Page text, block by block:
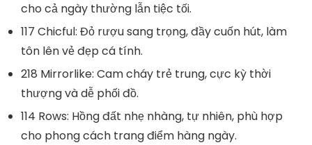
cho cả ngày thường lẫn tiệc tối.
117 Chicful: Đỏ rượu sang trọng, đầy cuốn hút, làm
tôn lên vẻ đẹp cá tính.
218 Mirrorlike: Cam cháy trẻ trung, cực kỳ thời
thượng và dễ phối đồ.
114 Rows: Hồng đất nhẹ nhàng, tự nhiên, phù hợp
cho phong cách trang điểm hàng ngày.